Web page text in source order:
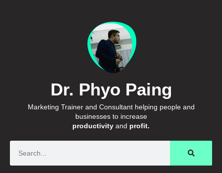
Dr. Phyo Paing
Marketing Trainer and Consultant helping people and
businesses to increase
productivity and profit.